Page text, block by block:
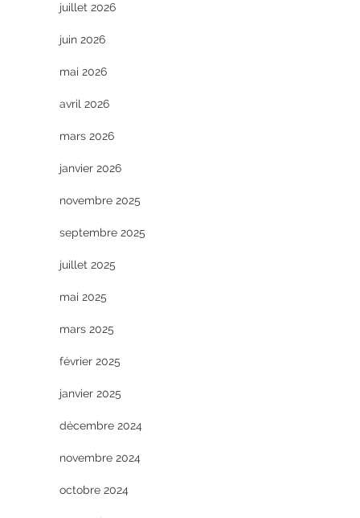
juillet 2026
juin 2026
mai 2026
avril 2026
mars 2026
janvier 2026
novembre 2025
septembre 2025
juillet 2025
mai 2025
mars 2025
février 2025
janvier 2025
décembre 2024
novembre 2024
octobre 2024